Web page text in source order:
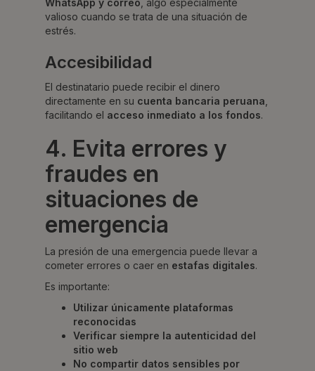
WhatsApp y correo , algo especialmente
valioso cuando se trata de una situación de
estrés.
Accesibilidad
El destinatario puede recibir el dinero
directamente en su cuenta bancaria peruana
facilitando el acceso inmediato a los fondos.
4. Evita errores y
fraudes en
situaciones de
emergencia
La presión de una emergencia puede llevar a
cometer errores o caer en estafas digitales.
Es importante:
Utilizar únicamente plataformas
reconocidas
Verificar siempre la autenticidad del
sitio web
No compartir datos sensibles por